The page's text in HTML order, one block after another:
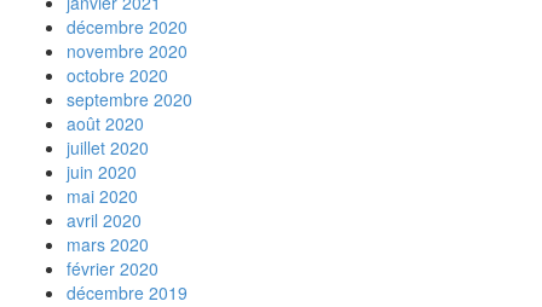
décembre 2020
novembre 2020
octobre 2020
septembre 2020
août 2020
juillet 2020
juin 2020
mai 2020
avril 2020
mars 2020
février 2020
décembre 2019